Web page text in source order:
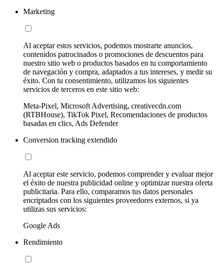
Marketing
Al aceptar estos servicios, podemos mostrarte anuncios,
contenidos patrocinados o promociones de descuentos para
nuestro sitio web o productos basados en tu comportamiento
de navegación y compra, adaptados a tus intereses, y medir su
éxito. Con tu consentimiento, utilizamos los siguientes
servicios de terceros en este sitio web:
Meta-Pixel, Microsoft Advertising, creativecdn.com
(RTBHouse), TikTok Pixel, Recomendaciones de productos
basadas en clics, Ads Defender
Conversion tracking extendido
Al aceptar este servicio, podemos comprender y evaluar mejor
el éxito de nuestra publicidad online y optimizar nuestra oferta
publicitaria. Para ello, comparamos tus datos personales
encriptados con los siguientes proveedores externos, si ya
utilizas sus servicios:
Google Ads
Rendimiento